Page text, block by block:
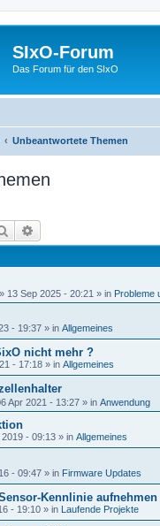
SIxO-Forum
Das Forum für den SIxO
Unbeantwortete Themen
Suche
» 13 Sep 2025 - 20:21 » in Probleme
- 19:37 » in Allgemeines
nicht mehr ?
- 17:18 » in Allgemeines
Apr 2021 - 13:27 » in Anwendung
2019 - 09:13 » in Allgemeines
- 09:47 » in Firmware Updates
Kennlinie aufnehmen
- 19:10 » in Laufende Projekte